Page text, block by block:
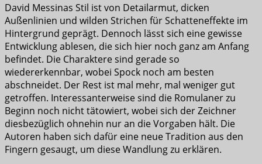
David Messinas Stil ist von Detailarmut, dicken
Außenlinien und wilden Strichen für Schatteneffekte im
Hintergrund geprägt. Dennoch lässt sich eine gewisse
Entwicklung ablesen, die sich hier noch ganz am Anfang
befindet. Die Charaktere sind gerade so
wiedererkennbar, wobei Spock noch am besten
abschneidet. Der Rest ist mal mehr, mal weniger gut
getroffen. Interessanterweise sind die Romulaner zu
Beginn noch nicht tätowiert, wobei sich der Zeichner
diesbezüglich ohnehin nur an die Vorgaben hält. Die
Autoren haben sich dafür eine neue Tradition aus den
Fingern gesaugt, um diese Wandlung zu erklären.